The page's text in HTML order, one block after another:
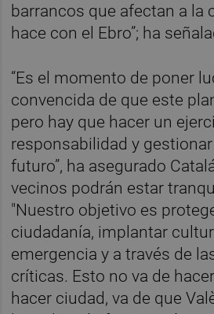
barrancos que afectan a la
hace con el Ebro”; ha
“Es el momento de poner
convencida de que este
pero hay que hacer un
responsabilidad y
futuro”, ha asegurado
vecinos podrán estar
"Nuestro objetivo es
ciudadanía, implantar
emergencia y a través de
críticas. Esto no va de
hacer ciudad, va de que